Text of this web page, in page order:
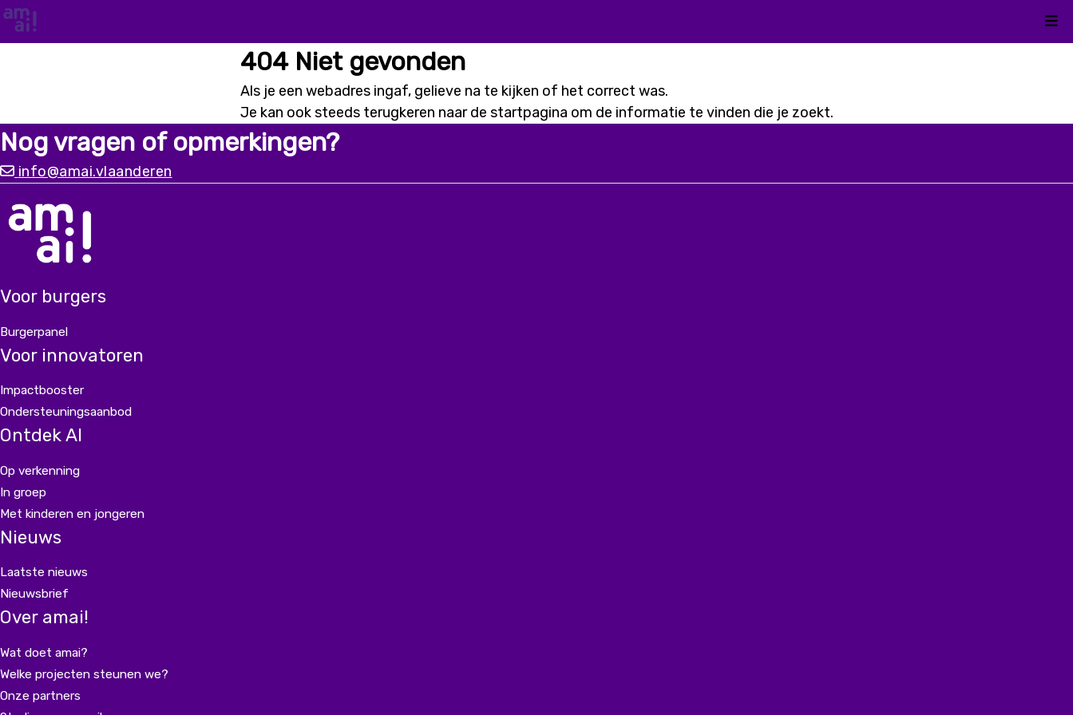
404 Niet gevonden
Als je een webadres ingaf, gelieve na te kijken of het correct was.
Je kan ook steeds terugkeren naar de startpagina om de informatie te vinden die je zoekt.
Nog vragen of opmerkingen?
info@amai.vlaanderen
Voor burgers
Burgerpanel
Voor innovatoren
Impactbooster
Ondersteuningsaanbod
Ontdek AI
Op verkenning
In groep
Met kinderen en jongeren
Nieuws
Laatste nieuws
Nieuwsbrief
Over amai!
Wat doet amai?
Welke projecten steunen we?
Onze partners